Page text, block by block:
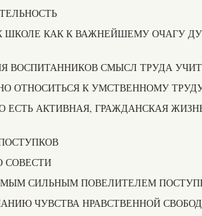
ШКОЛЕ КАК К ВАЖНЕЙШЕМУ ОЧАГУ
ВОСПИТАННИКОВ СМЫСЛ ТРУДА
ОТНОСИТЬСЯ К УМСТВЕННОМУ
ЕСТЬ АКТИВНАЯ, ГРАЖДАНСКАЯ
СОВЕСТИ
СИЛЬНЫМ ПОВЕЛИТЕЛЕМ
ЧУВСТВА НРАВСТВЕННОЙ